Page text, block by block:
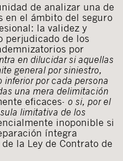
de analizar una de
en el ámbito del seguro
la validez y
perjudicado de los
por
en dilucidar si aquellas
general por siniestro,
por cada persona
una mera delimitación
eficaces- o si, por el
limitativa de los
inoponible si
íntegra
la Ley de Contrato de